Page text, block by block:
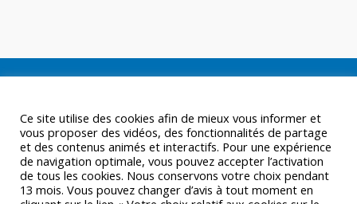
Ce site utilise des cookies afin de mieux vous informer et
vous proposer des vidéos, des fonctionnalités de partage
et des contenus animés et interactifs. Pour une expérience
de navigation optimale, vous pouvez accepter l’activation
de tous les cookies. Nous conservons votre choix pendant
13 mois. Vous pouvez changer d’avis à tout moment en